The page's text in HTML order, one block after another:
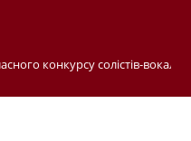
конкурсу солістів-